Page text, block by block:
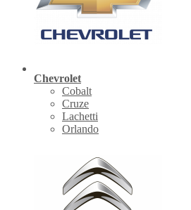
Chevrolet
Cobalt
Cruze
Lachetti
Orlando